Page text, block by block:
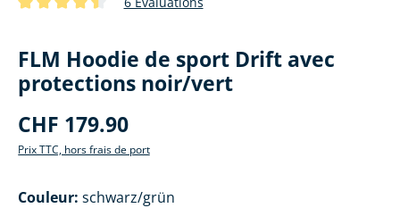
FLM Hoodie de sport Drift avec
protections noir/vert
CHF 179.90
Prix TTC, hors frais de port
Couleur
Sélectionner
: schwarz/grün